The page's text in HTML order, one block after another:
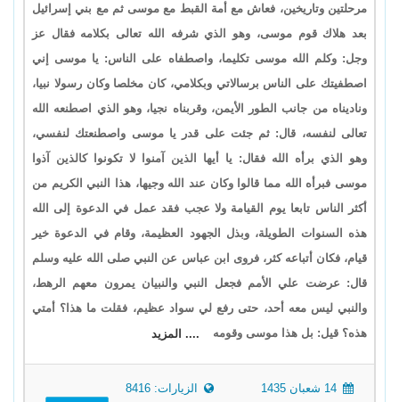
مرحلتين وتاريخين، فعاش مع أمة القبط مع موسى ثم مع بني إسرائيل
بعد هلاك قوم موسى، وهو الذي شرفه الله تعالى بكلامه فقال عز
وجل: وكلم الله موسى تكليما، واصطفاه على الناس: يا موسى إني
اصطفيتك على الناس برسالاتي وبكلامي، كان مخلصا وكان رسولا نبيا،
وناديناه من جانب الطور الأيمن، وقربناه نجيا، وهو الذي اصطنعه الله
تعالى لنفسه، قال: ثم جئت على قدر يا موسى واصطنعتك لنفسي،
وهو الذي برأه الله فقال: يا أيها الذين آمنوا لا تكونوا كالذين آذوا
موسى فبرأه الله مما قالوا وكان عند الله وجيها، هذا النبي الكريم من
أكثر الناس تابعا يوم القيامة ولا عجب فقد عمل في الدعوة إلى الله
هذه السنوات الطويلة، وبذل الجهود العظيمة، وقام في الدعوة خير
قيام، فكان أتباعه كثر، فروى ابن عباس عن النبي صلى الله عليه وسلم
قال: عرضت علي الأمم فجعل النبي والنبيان يمرون معهم الرهط،
والنبي ليس معه أحد، حتى رفع لي سواد عظيم، فقلت ما هذا؟ أمتي
هذه؟ قيل: بل هذا موسى وقومه
.... المزيد
الزيارات: 8416